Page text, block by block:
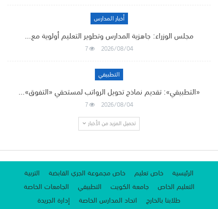
أخبار المدارس
مجلس الوزراء: جاهزية المدارس وتطوير التعليم أولوية مع…
2026/08/04
7
التطبيقي
«التطبيقي»: تقديم نماذج تحويل الرواتب لمستحقي «التفوق»…
2026/08/04
7
تحميل المزيد من الأخبار
الرئيسية خاص تعليم خاص مجموعة الجري القابضة
التربية
التعليم الخاص
جامعة الكويت التطبيقي
الجامعات الخاصة
طلابنا بالخارج
اتحاد المدارس الخاصة إدارة الجريدة